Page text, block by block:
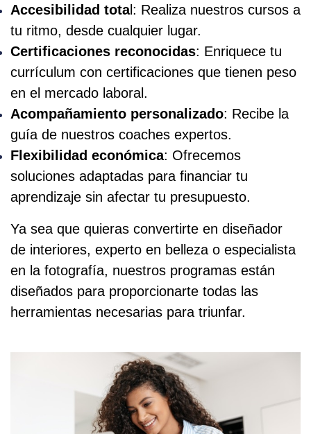
Accesibilidad total: Realiza nuestros cursos a
tu ritmo, desde cualquier lugar.
Certificaciones reconocidas: Enriquece tu
currículum con certificaciones que tienen peso
en el mercado laboral.
Acompañamiento personalizado: Recibe la
guía de nuestros coaches expertos.
Flexibilidad económica: Ofrecemos
soluciones adaptadas para financiar tu
aprendizaje sin afectar tu presupuesto.
Ya sea que quieras convertirte en diseñador
de interiores, experto en belleza o especialista
en la fotografía, nuestros programas están
diseñados para proporcionarte todas las
herramientas necesarias para triunfar.